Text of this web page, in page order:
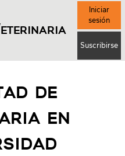
Iniciar
sesión
Suscribirse
de
en